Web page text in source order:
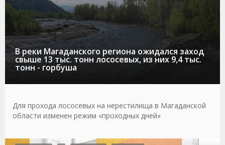
В реки Магаданского региона ожидался заход
свыше 13 тыс. тонн лососевых, из них 9,4 тыс.
тонн - горбуша
Для прохода лососевых на нерестилища в Магаданской
области изменен режим «проходных дней»